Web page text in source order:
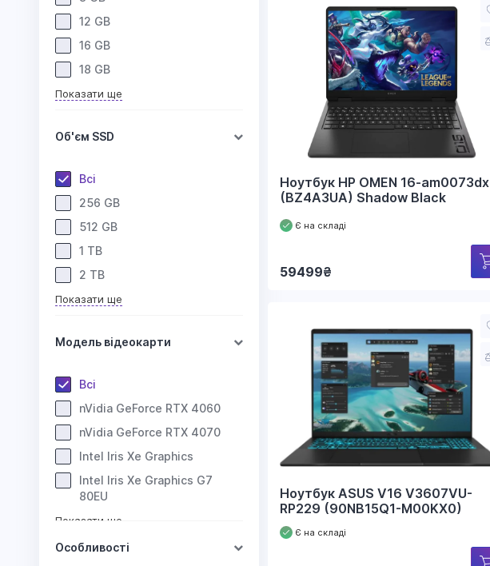
12 GB
16 GB
18 GB
Показати ще
Об'єм SSD
Всі
256 GB
512 GB
1 TB
2 TB
Показати ще
Модель відеокарти
Всі
nVidia GeForce RTX 4060
nVidia GeForce RTX 4070
Intel Iris Xe Graphics
Intel Iris Xe Graphics G7
80EU
Показати ще
Особливості
Ноутбук HP OMEN 16-am0073dx
(BZ4A3UA) Shadow Black
Є на складі
59499₴
Ноутбук ASUS V16 V3607VU-
RP229 (90NB15Q1-M00KX0)
Є на складі